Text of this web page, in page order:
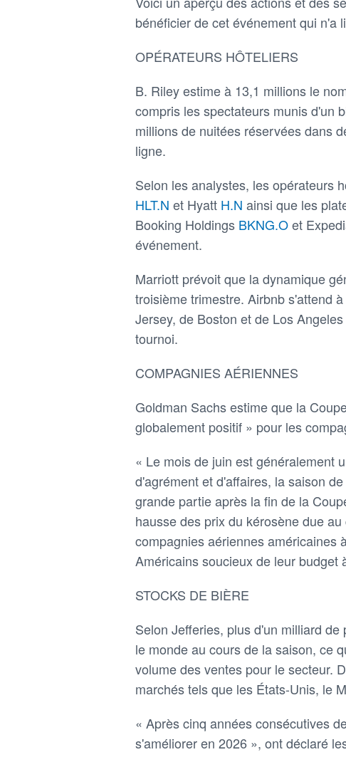
bénéficier de cet événement qui n'a
OPÉRATEURS HÔTELIERS
B. Riley estime à 13,1 millions le
compris les spectateurs munis d'un
millions de nuitées réservées dans
ligne.
Selon les analystes, les opérateurs
HLT.N et Hyatt H.N ainsi que les
Booking Holdings BKNG.Oet
événement.
Marriott prévoit que la dynamique
troisième trimestre. Airbnb s'attend
Jersey, de Boston et de Los
tournoi.
COMPAGNIES AÉRIENNES
Goldman Sachs estime que la
globalement positif » pour les
« Le mois de juin est généralement
d'agrément et d'affaires, la saison
grande partie après la fin de la
hausse des prix du kérosène due
compagnies aériennes américaines
Américains soucieux de leur
STOCKS DE BIÈRE
Selon Jefferies, plus d'un milliard
le monde au cours de la saison, ce
volume des ventes pour le secteur.
marchés tels que les États-Unis, le
« Après cinq années consécutives
s'améliorer en 2026 », ont déclaré